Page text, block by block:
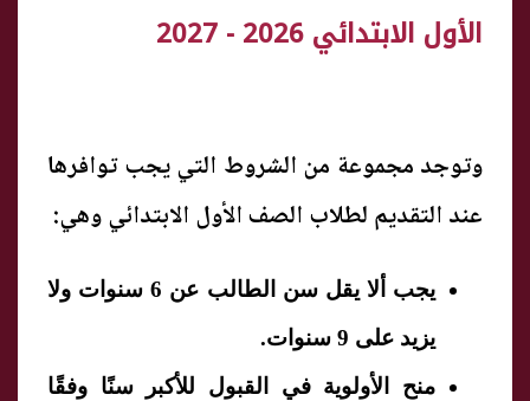
الأول الابتدائي 2026 - 2027
وتوجد مجموعة من الشروط التي يجب توافرها
عند التقديم لطلاب الصف الأول الابتدائي وهي:
يجب ألا يقل سن الطالب عن 6 سنوات ولا
يزيد على 9 سنوات.
منح الأولوية في القبول للأكبر سنًا وفقًا